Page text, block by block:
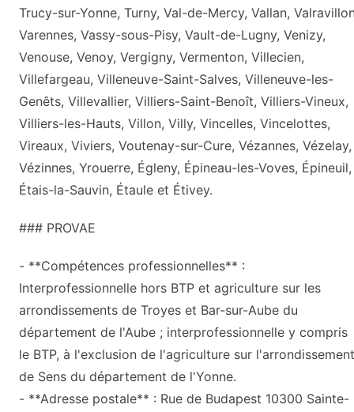
Trucy-sur-Yonne, Turny, Val-de-Mercy, Vallan,
Varennes, Vassy-sous-Pisy, Vault-de-Lugny, Venizy,
Venouse, Venoy, Vergigny, Vermenton, Villecien,
Villefargeau, Villeneuve-Saint-Salves, Villeneuve-les-
Genêts, Villevallier, Villiers-Saint-Benoît, Villiers-Vineux,
Villiers-les-Hauts, Villon, Villy, Vincelles, Vincelottes,
Vireaux, Viviers, Voutenay-sur-Cure, Vézannes, Vézelay,
Vézinnes, Yrouerre, Égleny, Épineau-les-Voves, Épineuil,
Étais-la-Sauvin, Étaule et Étivey.
### PROVAE
- **Compétences professionnelles** :
Interprofessionnelle hors BTP et agriculture sur les
arrondissements de Troyes et Bar-sur-Aube du
département de l'Aube ; interprofessionnelle y compris
le BTP, à l'exclusion de l'agriculture sur l'arrondissement
de Sens du département de l'Yonne.
- **Adresse postale** : Rue de Budapest 10300 Sainte-